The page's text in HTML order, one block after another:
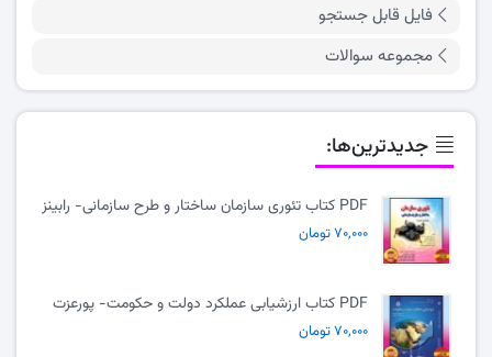
فایل قابل جستجو
مجموعه سوالات
جدیدترین‌ها:
PDF کتاب تئوری سازمان ساختار و طرح سازمانی- رابینز
۷۰,۰۰۰ تومان
PDF کتاب ارزشیابی عملکرد دولت و حکومت- پورعزت
۷۰,۰۰۰ تومان